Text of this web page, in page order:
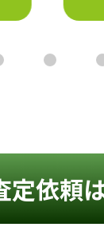
定依頼